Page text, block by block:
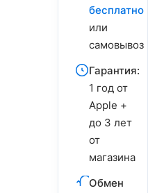
бесплатно
или
самовывоз
Гарантия:
1 год от
Apple +
до 3 лет
от
магазина
Обмен